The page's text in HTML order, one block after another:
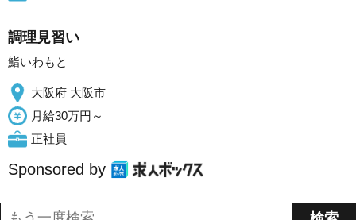
調理見習い
鮨いわもと
大阪府 大阪市
月給30万円～
正社員
Sponsored by